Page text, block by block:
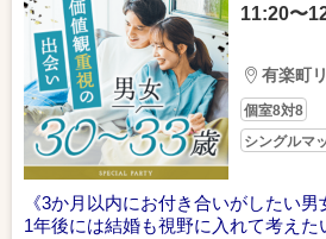
11:20〜
有楽町
個室8対8
シングルマ
《3か月以内にお付き合いがしたい男
1年後には結婚も視野に入れて考えた